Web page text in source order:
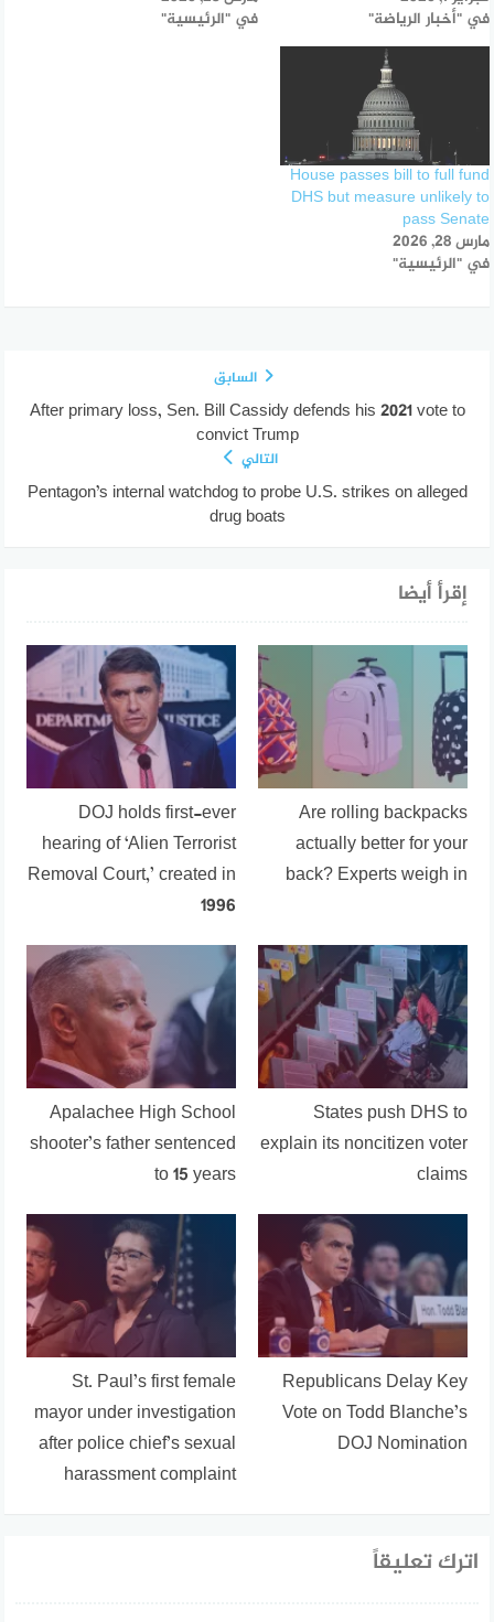
في "أخبار الرياضة"
في "الرئيسية"
House passes bill to full fund
DHS but measure unlikely to
pass Senate
مارس 28, 2026
في "الرئيسية"
السابق
After primary loss, Sen. Bill Cassidy defends his 2021 vote to
convict Trump
التالي
Pentagon’s internal watchdog to probe U.S. strikes on alleged
drug boats
إقرأ أيضا
Are rolling backpacks
actually better for your
back? Experts weigh in
DOJ holds first-ever
hearing of ‘Alien Terrorist
Removal Court,’ created in
1996
States push DHS to
explain its noncitizen voter
claims
Apalachee High School
shooter’s father sentenced
to 15 years
Republicans Delay Key
Vote on Todd Blanche’s
DOJ Nomination
St. Paul’s first female
mayor under investigation
after police chief’s sexual
harassment complaint
اترك تعليقاً